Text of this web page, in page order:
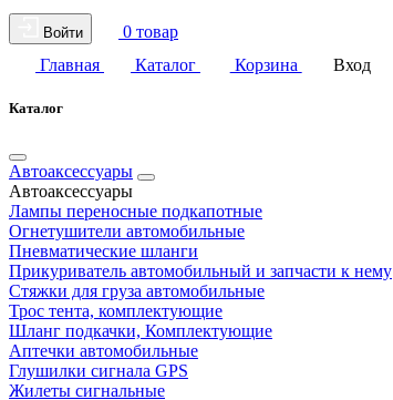
Войти
0 товар
Главная
Каталог Корзина Вход
Каталог
Автоаксессуары
Автоаксессуары
Лампы переносные подкапотные
Огнетушители автомобильные
Пневматические шланги
Прикуриватель автомобильный и запчасти к нему
Стяжки для груза автомобильные
Трос тента, комплектующие
Шланг подкачки, Комплектующие
Аптечки автомобильные
Глушилки сигнала GPS
Жилеты сигнальные